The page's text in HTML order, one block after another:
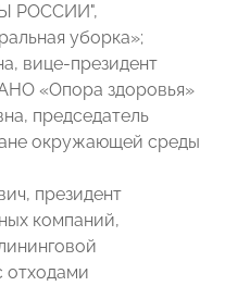
РОССИИ",
уборка»;
вице-президент
«Опора здоровья»
председатель
окружающей среды
президент
компаний,
отходами